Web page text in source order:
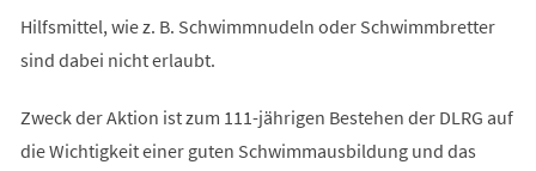
Hilfsmittel, wie z. B. Schwimmnudeln oder Schwimmbretter
sind dabei nicht erlaubt.
Zweck der Aktion ist zum 111-jährigen Bestehen der DLRG auf
die Wichtigkeit einer guten Schwimmausbildung und das